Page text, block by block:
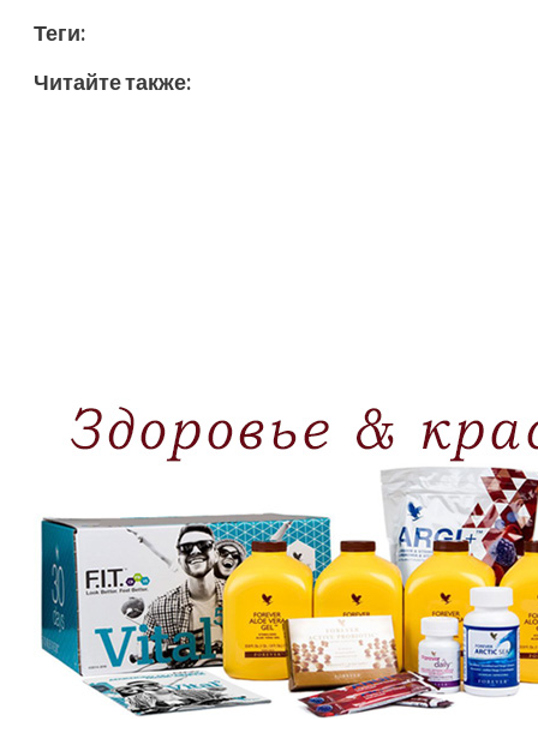
Теги:
Читайте также: